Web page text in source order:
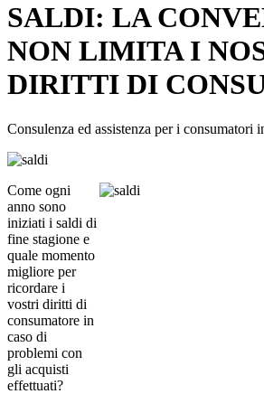
SALDI: LA
NON LIMITA I
DIRITTI DI
Consulenza ed assistenza per i consumatori
Come ogni
anno sono
iniziati i saldi di
fine stagione e
quale momento
migliore per
ricordare i
vostri diritti di
consumatore in
caso di
problemi con
gli acquisti
effettuati?